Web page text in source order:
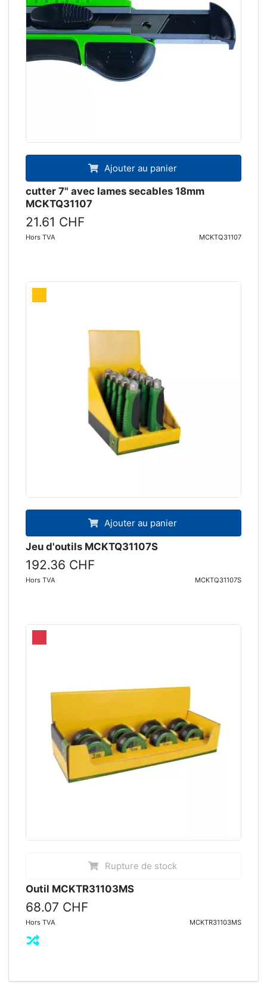
Ajouter au panier
cutter 7" avec lames secables 18mm
MCKTQ31107
21.61 CHF
Hors TVA MCKTQ31107
Ajouter au panier
Jeu d'outils MCKTQ31107S
192.36 CHF
Hors TVA MCKTQ31107S
Rupture de stock
Outil MCKTR31103MS
68.07 CHF
Hors TVA MCKTR31103MS